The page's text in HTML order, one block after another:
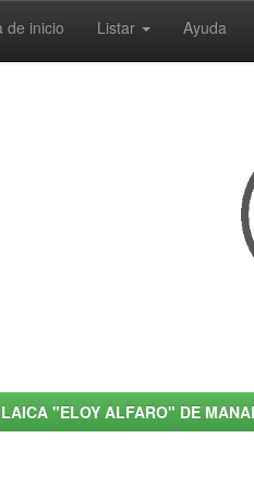
de inicio Listar Ayuda
"ELOY ALFARO" DE